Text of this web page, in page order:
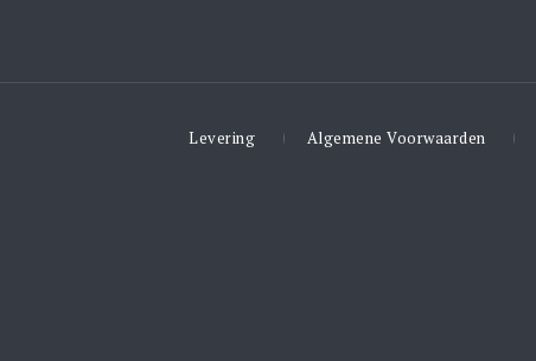
Levering Algemene Voorwaarden